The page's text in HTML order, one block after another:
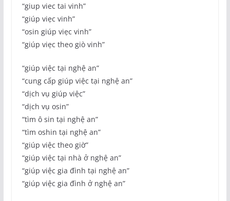
“giup viec tai vinh”
“giúp viẹc vinh”
“osin giúp viẹc vinh”
“giúp viẹc theo giò vinh”
“giúp việc tại nghệ an”
“cung cấp giúp việc tại nghệ an”
“dịch vụ giúp việc”
“dịch vụ osin”
“tìm ô sin tại nghệ an”
“tìm oshin tại nghệ an”
“giúp việc theo giờ”
“giúp việc tại nhà ở nghệ an”
“giúp việc gia đình tại nghệ an”
“giúp việc gia đình ở nghệ an”